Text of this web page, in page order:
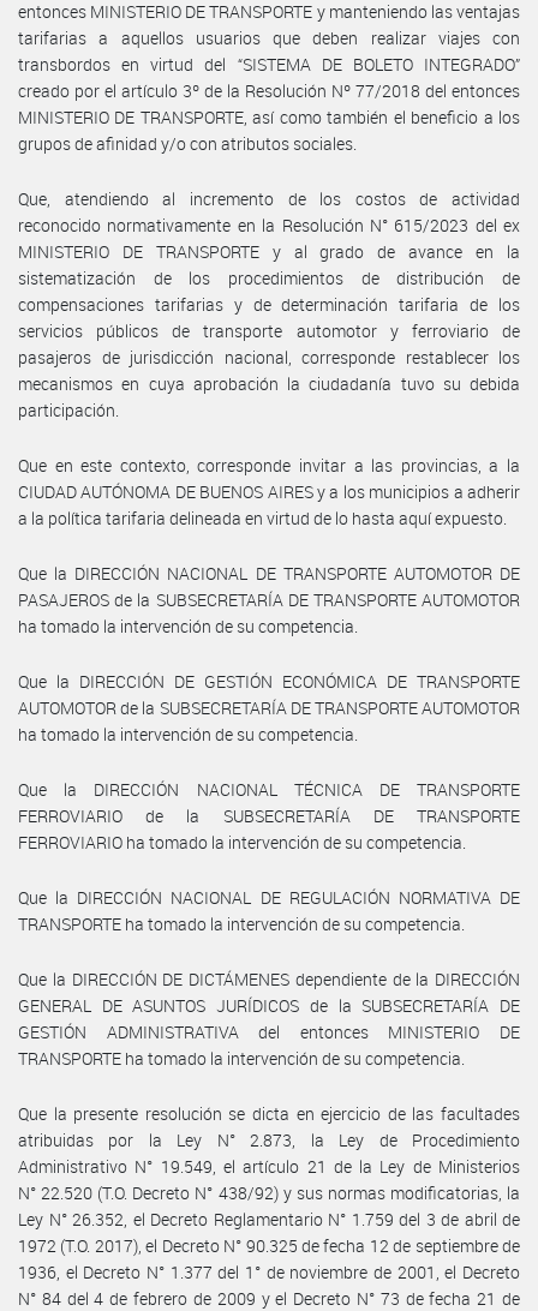
entonces MINISTERIO DE TRANSPORTE y manteniendo las ventajas
tarifarias a aquellos usuarios que deben realizar viajes con
transbordos en virtud del “SISTEMA DE BOLETO INTEGRADO”
creado por el artículo 3º de la Resolución Nº 77/2018 del entonces
MINISTERIO DE TRANSPORTE, así como también el beneficio a los
grupos de afinidad y/o con atributos sociales.
Que, atendiendo al incremento de los costos de actividad
reconocido normativamente en la Resolución N° 615/2023 del ex
MINISTERIO DE TRANSPORTE y al grado de avance en la
sistematización de los procedimientos de distribución de
compensaciones tarifarias y de determinación tarifaria de los
servicios públicos de transporte automotor y ferroviario de
pasajeros de jurisdicción nacional, corresponde restablecer los
mecanismos en cuya aprobación la ciudadanía tuvo su debida
participación.
Que en este contexto, corresponde invitar a las provincias, a la
CIUDAD AUTÓNOMA DE BUENOS AIRES y a los municipios a adherir
a la política tarifaria delineada en virtud de lo hasta aquí expuesto.
Que la DIRECCIÓN NACIONAL DE TRANSPORTE AUTOMOTOR DE
PASAJEROS de la SUBSECRETARÍA DE TRANSPORTE AUTOMOTOR
ha tomado la intervención de su competencia.
Que la DIRECCIÓN DE GESTIÓN ECONÓMICA DE TRANSPORTE
AUTOMOTOR de la SUBSECRETARÍA DE TRANSPORTE AUTOMOTOR
ha tomado la intervención de su competencia.
Que la DIRECCIÓN NACIONAL TÉCNICA DE TRANSPORTE
FERROVIARIO de la SUBSECRETARÍA DE TRANSPORTE
FERROVIARIO ha tomado la intervención de su competencia.
Que la DIRECCIÓN NACIONAL DE REGULACIÓN NORMATIVA DE
TRANSPORTE ha tomado la intervención de su competencia.
Que la DIRECCIÓN DE DICTÁMENES dependiente de la DIRECCIÓN
GENERAL DE ASUNTOS JURÍDICOS de la SUBSECRETARÍA DE
GESTIÓN ADMINISTRATIVA del entonces MINISTERIO DE
TRANSPORTE ha tomado la intervención de su competencia.
Que la presente resolución se dicta en ejercicio de las facultades
atribuidas por la Ley N° 2.873, la Ley de Procedimiento
Administrativo N° 19.549, el artículo 21 de la Ley de Ministerios
N° 22.520 (T.O. Decreto N° 438/92) y sus normas modificatorias, la
Ley N° 26.352, el Decreto Reglamentario N° 1.759 del 3 de abril de
1972 (T.O. 2017), el Decreto N° 90.325 de fecha 12 de septiembre de
1936, el Decreto N° 1.377 del 1° de noviembre de 2001, el Decreto
N° 84 del 4 de febrero de 2009 y el Decreto N° 73 de fecha 21 de